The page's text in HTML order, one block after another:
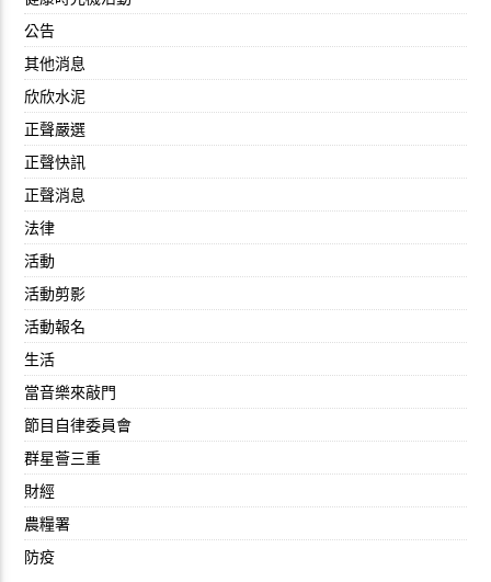
公告
其他消息
欣欣水泥
正聲嚴選
正聲快訊
正聲消息
法律
活動
活動剪影
活動報名
生活
當音樂來敲門
節目自律委員會
群星薈三重
財經
農糧署
防疫